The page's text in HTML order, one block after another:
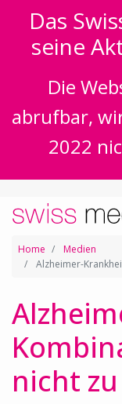
Das
seine
Die
abrufbar,
2022
Home
Medien
Alzheimer-
nicht